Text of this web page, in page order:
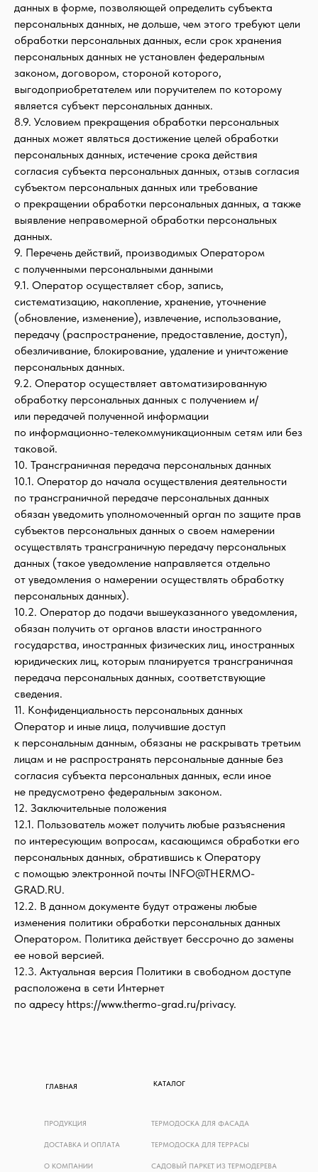
данных в форме, позволяющей определить субъекта
персональных данных, не дольше, чем этого требуют цели
обработки персональных данных, если срок хранения
персональных данных не установлен федеральным
законом, договором, стороной которого,
выгодоприобретателем или поручителем по которому
является субъект персональных данных.
8.9. Условием прекращения обработки персональных
данных может являться достижение целей обработки
персональных данных, истечение срока действия
согласия субъекта персональных данных, отзыв согласия
субъектом персональных данных или требование
о прекращении обработки персональных данных, а также
выявление неправомерной обработки персональных
данных.
9. Перечень действий, производимых Оператором
с полученными персональными данными
9.1. Оператор осуществляет сбор, запись,
систематизацию, накопление, хранение, уточнение
(обновление, изменение), извлечение, использование,
передачу (распространение, предоставление, доступ),
обезличивание, блокирование, удаление и уничтожение
персональных данных.
9.2. Оператор осуществляет автоматизированную
обработку персональных данных с получением и/
или передачей полученной информации
по информационно-телекоммуникационным сетям или без
таковой.
10. Трансграничная передача персональных данных
10.1. Оператор до начала осуществления деятельности
по трансграничной передаче персональных данных
обязан уведомить уполномоченный орган по защите прав
субъектов персональных данных о своем намерении
осуществлять трансграничную передачу персональных
данных (такое уведомление направляется отдельно
от уведомления о намерении осуществлять обработку
персональных данных).
10.2. Оператор до подачи вышеуказанного уведомления,
обязан получить от органов власти иностранного
государства, иностранных физических лиц, иностранных
юридических лиц, которым планируется трансграничная
передача персональных данных, соответствующие
сведения.
11. Конфиденциальность персональных данных
Оператор и иные лица, получившие доступ
к персональным данным, обязаны не раскрывать третьим
лицам и не распространять персональные данные без
согласия субъекта персональных данных, если иное
не предусмотрено федеральным законом.
12. Заключительные положения
12.1. Пользователь может получить любые разъяснения
по интересующим вопросам, касающимся обработки его
персональных данных, обратившись к Оператору
с помощью электронной почты INFO@THERMO-
GRAD.RU.
12.2. В данном документе будут отражены любые
изменения политики обработки персональных данных
Оператором. Политика действует бессрочно до замены
ее новой версией.
12.3. Актуальная версия Политики в свободном доступе
расположена в сети Интернет
по адресу https://www.thermo-grad.ru/privacy.
ТЕРМОДОСКА ДЛЯ ФАСАДА
ТЕРМОДОСКА ДЛЯ ТЕРРАСЫ
САДОВЫЙ ПАРКЕТ ИЗ ТЕРМОДЕРЕВА
КАТАЛОГ
ПРОДУКЦИЯ
ДОСТАВКА И ОПЛАТА
О КОМПАНИИ
ГЛАВНАЯ